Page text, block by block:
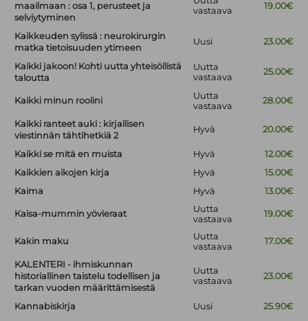
maailmaan : osa 1, perusteet ja
selviytyminen
vastaava
19.00€
Kaikkeuden sylissä : neurokirurgin
matka tietoisuuden ytimeen
Uusi 23.00€
Kaikki jakoon! Kohti uutta yhteisöllistä
taloutta
Uutta
vastaava
25.00€
Kaikki minun roolini
Uutta
vastaava
28.00€
Kaikki ranteet auki : kirjallisen
viestinnän tähtihetkiä 2
Hyvä 20.00€
Kaikki se mitä en muista Hyvä
12.00€
Kaikkien aikojen kirja
Hyvä
15.00€
Kaima
Hyvä 13.00€
Kaisa-mummin yövieraat
Uutta
vastaava
19.00€
Kakin maku
Uutta
vastaava
17.00€
KALENTERI - ihmiskunnan
historiallinen taistelu todellisen ja
tarkan vuoden määrittämisestä
Uutta
vastaava
23.00€
Kannabiskirja Uusi 25.90€